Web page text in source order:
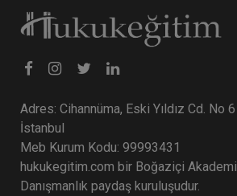
Adres: Cihannüma, Eski Yıldız Cd. No
İstanbul
Meb Kurum Kodu: 99993431
hukukegitim.com bir Boğaziçi
Danışmanlık paydaş kuruluşudur.